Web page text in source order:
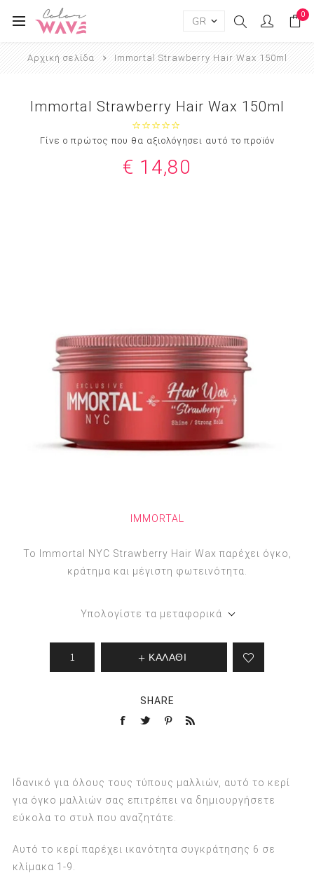
0
Αρχική σελίδα Immortal Strawberry Hair Wax 150ml
Immortal Strawberry Hair Wax 150ml
Γίνε ο πρώτος που θα αξιολόγησει αυτό το προϊόν
€ 14,80
IMMORTAL
Το Immortal NYC Strawberry Hair Wax παρέχει όγκο,
κράτημα και μέγιστη φωτεινότητα.
Υπολογίστε τα μεταφορικά
ΚΑΛΑΘΙ
SHARE
Ιδανικό για όλους τους τύπους μαλλιών, αυτό το κερί
για όγκο μαλλιών σας επιτρέπει να δημιουργήσετε
εύκολα το στυλ που αναζητάτε.
Αυτό το κερί παρέχει ικανότητα συγκράτησης 6 σε
κλίμακα 1-9.